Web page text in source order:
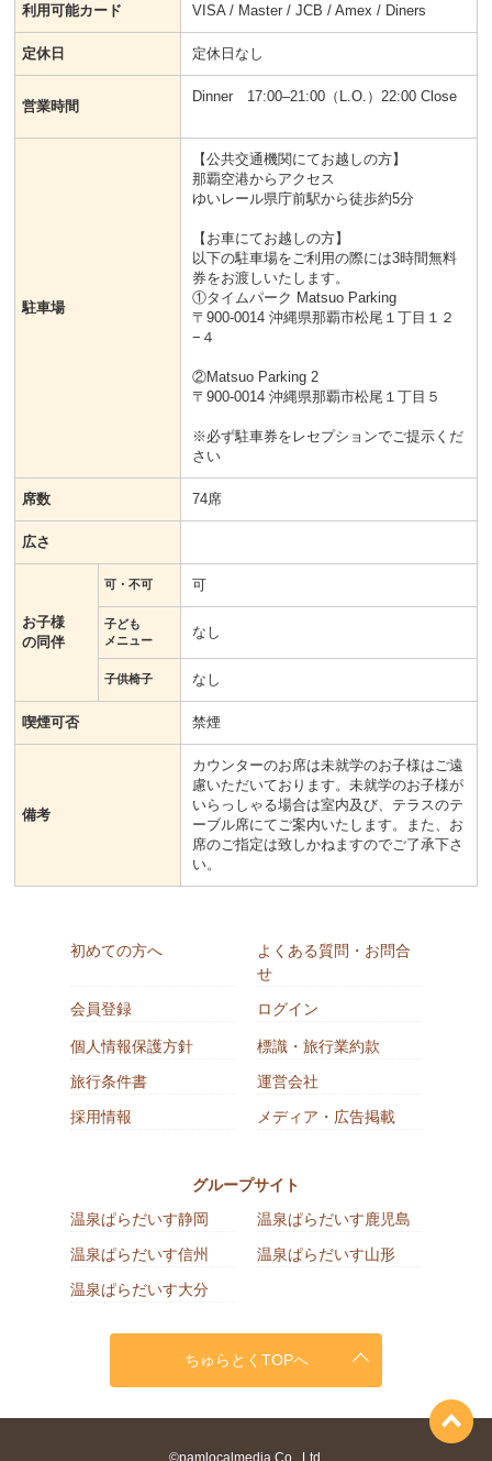
利用可能カード VISA / Master / JCB / Amex / Diners
定休日 定休日なし
営業時間
Dinner 17:00–21:00（L.O.）22:00 Close
駐車場
【公共交通機関にてお越しの方】
那覇空港からアクセス
ゆいレール県庁前駅から徒歩約5分
【お車にてお越しの方】
以下の駐車場をご利用の際には3時間無料
券をお渡しいたします。
①タイムパーク Matsuo Parking
〒900-0014 沖縄県那覇市松尾１丁目１２
−４
②Matsuo Parking 2
〒900-0014 沖縄県那覇市松尾１丁目５
※必ず駐車券をレセプションでご提示くだ
さい
席数 74席
広さ
お子様
の同伴
可・不可 可
子ども
メニュー
なし
子供椅子 なし
喫煙可否 禁煙
備考
カウンターのお席は未就学のお子様はご遠
慮いただいております。未就学のお子様が
いらっしゃる場合は室内及び、テラスのテ
ーブル席にてご案内いたします。また、お
席のご指定は致しかねますのでご了承下さ
い。
初めての方へ
よくある質問・お問合
せ
会員登録
ログイン
個人情報保護方針
標識・旅行業約款
旅行条件書
運営会社
採用情報
メディア・広告掲載
グループサイト
温泉ぱらだいす静岡
温泉ぱらだいす鹿児島
温泉ぱらだいす信州
温泉ぱらだいす山形
温泉ぱらだいす大分
ちゅらとくTOPへ
©pamlocalmedia Co., Ltd.